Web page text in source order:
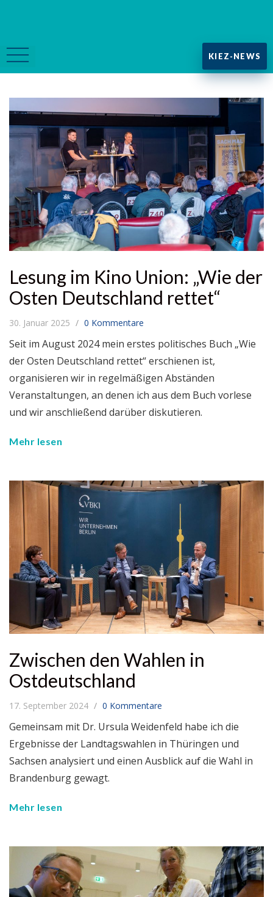
KIEZ-NEWS
Lesung im Kino Union: „Wie der
Osten Deutschland rettet“
30. Januar 2025 0 Kommentare
Seit im August 2024 mein erstes politisches Buch „Wie
der Osten Deutschland rettet“ erschienen ist,
organisieren wir in regelmäßigen Abständen
Veranstaltungen, an denen ich aus dem Buch vorlese
und wir anschließend darüber diskutieren.
Mehr lesen
Zwischen den Wahlen in
Ostdeutschland
17. September 2024 0 Kommentare
Gemeinsam mit Dr. Ursula Weidenfeld habe ich die
Ergebnisse der Landtagswahlen in Thüringen und
Sachsen analysiert und einen Ausblick auf die Wahl in
Brandenburg gewagt.
Mehr lesen